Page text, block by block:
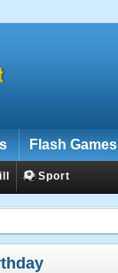
Flash Games
Sport